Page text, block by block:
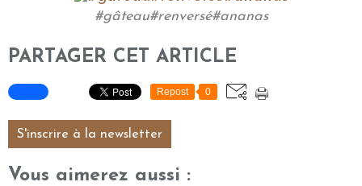
#gâteau#renversé#ananas
PARTAGER CET ARTICLE
Repost 0
S'inscrire à la newsletter
Vous aimerez aussi :